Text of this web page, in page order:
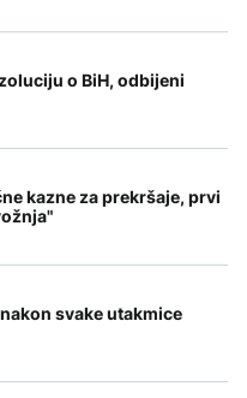
o BiH, odbijeni
kazne za prekršaje, prvi
svake utakmice